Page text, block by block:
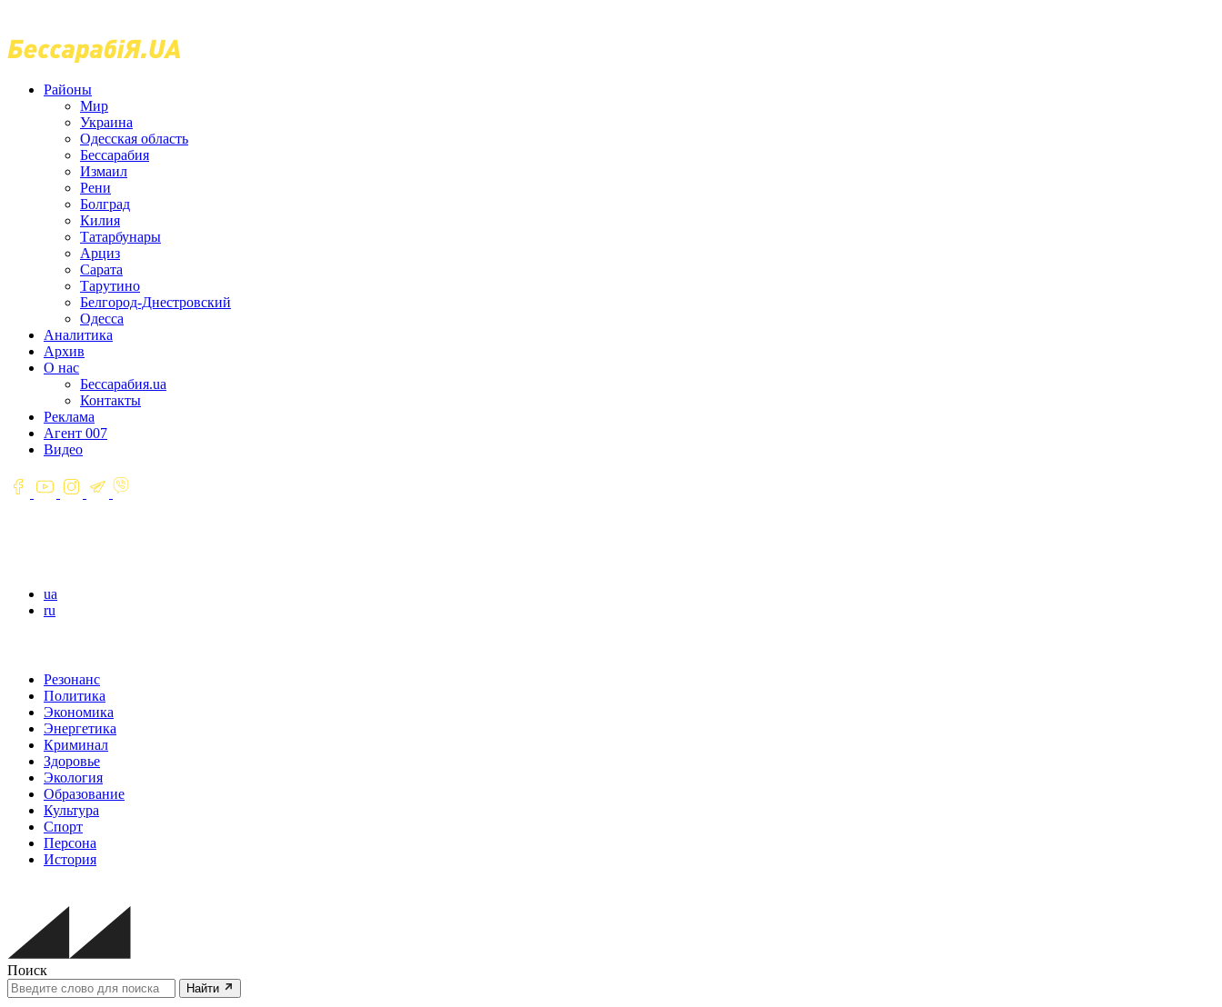
Районы
Мир
Украина
Одесская область
Бессарабия
Измаил
Рени
Болград
Килия
Татарбунары
Арциз
Сарата
Тарутино
Белгород-Днестровский
Одесса
Аналитика
Архив
О нас
Бессарабия.ua
Контакты
Реклама
Агент 007
Видео
ua
ru
Резонанс
Политика
Экономика
Энергетика
Криминал
Здоровье
Экология
Образование
Культура
Спорт
Персона
История
Поиск
Найти